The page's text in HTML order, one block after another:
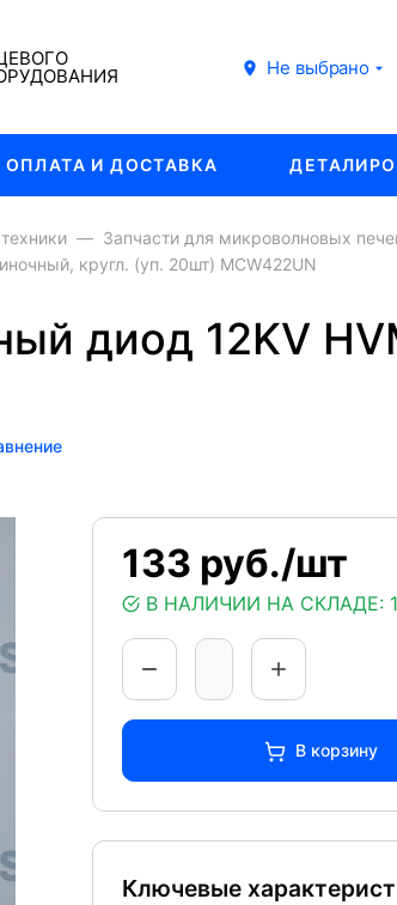
Не выбрано
ОПЛАТА И ДОСТАВКА
Запчасти для микроволновых
кругл. (уп. 20шт) MCW422UN
диод 12KV
133 руб./шт
В НАЛИЧИИ НА СКЛАДЕ:
В корзину
Ключевые